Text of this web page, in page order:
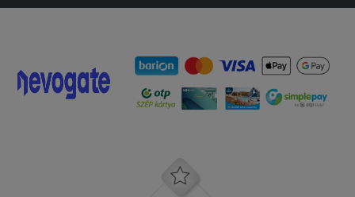
Egyszeruen ossze van dobva a szosznak
2025-11-12 - Mimi:
Finom volt az étel.
nélkül de a most rendelt pizzában egy
műanyag darab volt. Kisgyermek is